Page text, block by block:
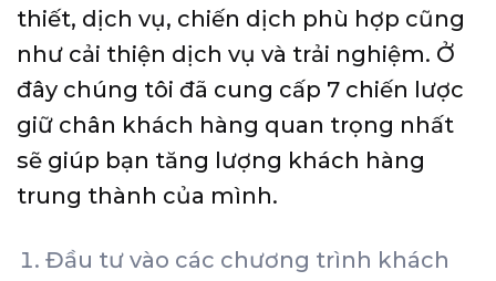
thiết, dịch vụ, chiến dịch phù hợp cũng
như cải thiện dịch vụ và trải nghiệm. Ở
đây chúng tôi đã cung cấp 7 chiến lược
giữ chân khách hàng quan trọng nhất
sẽ giúp bạn tăng lượng khách hàng
trung thành của mình.
Đầu tư vào các chương trình khách